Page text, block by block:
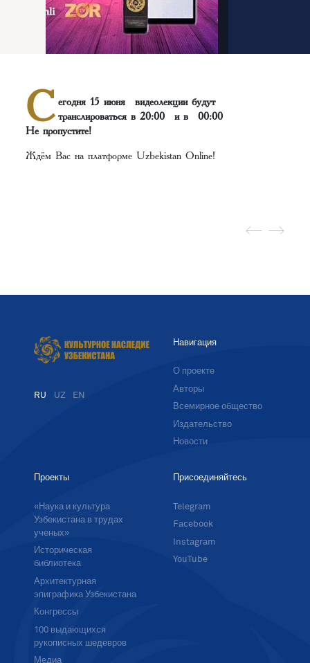
C егодня 15 июня видеолекции будут
транслироваться в 20:00 и в 00:00
Не пропустите!
Ждём Вас на платформе Uzbekistan Online!
RU UZ EN
Навигация
О проекте
Авторы
Всемирное общество
Издательство
Новости
Проекты
«Наука и культура
Узбекистана в трудах
ученых»
Историческая
библиотека
Архитектурная
эпиграфика Узбекистана
Конгрессы
100 выдающихся
рукописных шедевров
Медиа
Присоединяйтесь
Telegram
Facebook
Instagram
YouTube